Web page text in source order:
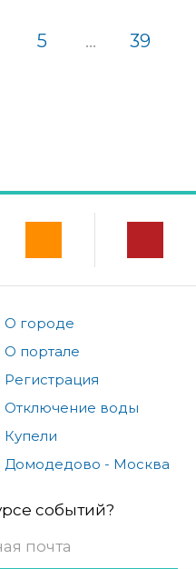
5 ... 39
О городе
О портале
Регистрация
Отключение воды
Купели
Домодедово - Москва
событий?